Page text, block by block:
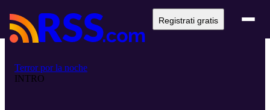
Registrati gratis
Terror por la noche
INTRO